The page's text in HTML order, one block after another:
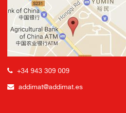
+34 943 309 009
addimat@addimat.es